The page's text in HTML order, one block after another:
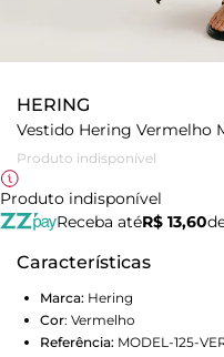
HERING
Vestido Hering Vermelho
Produto indisponível
Produto indisponível
Receba atéR$ 13,60
Características
Marca: Hering
Cor: Vermelho
Referência: MODEL-125-